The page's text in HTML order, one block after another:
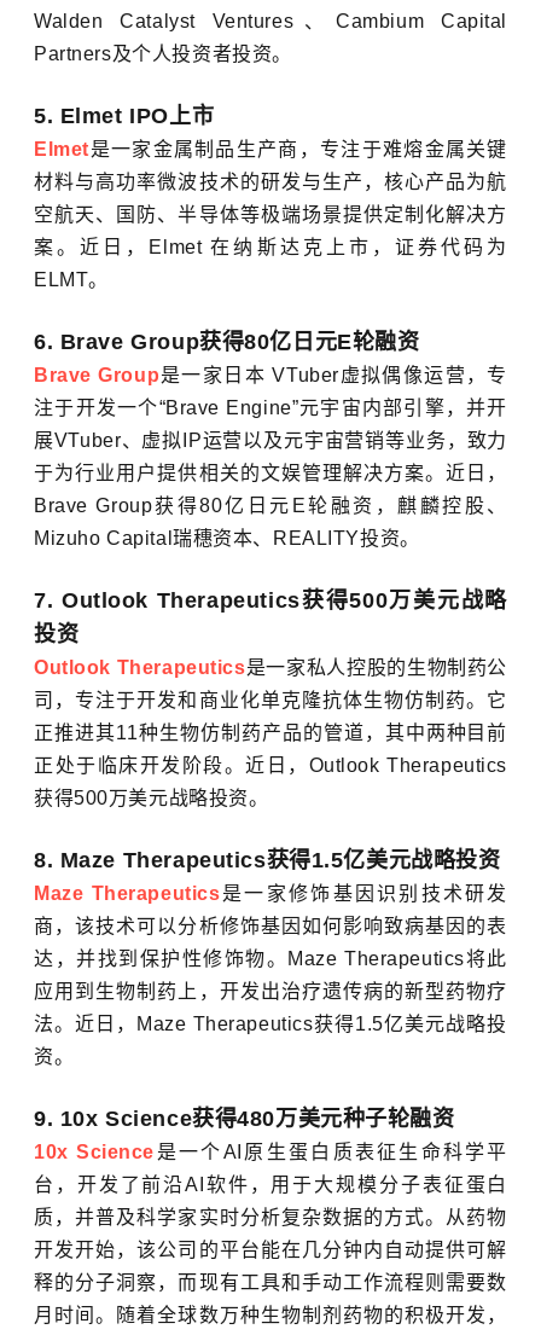
Walden Catalyst Ventures、Cambium Capital
Partners及个人投资者投资。
5. Elmet IPO上市
Elmet是一家金属制品生产商，专注于难熔金属关键
材料与高功率微波技术的研发与生产，核心产品为航
空航天、国防、半导体等极端场景提供定制化解决方
案。近日，Elmet 在纳斯达克上市，证券代码为
ELMT。
6. Brave Group获得80亿日元E轮融资
Brave Group是一家日本 VTuber虚拟偶像运营，专
注于开发一个“Brave Engine”元宇宙内部引擎，并开
展VTuber、虚拟IP运营以及元宇宙营销等业务，致力
于为行业用户提供相关的文娱管理解决方案。近日，
Brave Group获得80亿日元E轮融资，麒麟控股、
Mizuho Capital瑞穗资本、REALITY投资。
7. Outlook Therapeutics获得500万美元战略
投资
Outlook Therapeutics是一家私人控股的生物制药公
司，专注于开发和商业化单克隆抗体生物仿制药。它
正推进其11种生物仿制药产品的管道，其中两种目前
正处于临床开发阶段。近日，Outlook Therapeutics
获得500万美元战略投资。
8. Maze Therapeutics获得1.5亿美元战略投资
Maze Therapeutics是一家修饰基因识别技术研发
商，该技术可以分析修饰基因如何影响致病基因的表
达，并找到保护性修饰物。Maze Therapeutics将此
应用到生物制药上，开发出治疗遗传病的新型药物疗
法。近日，Maze Therapeutics获得1.5亿美元战略投
资。
9. 10x Science获得480万美元种子轮融资
10x Science 是一个AI原生蛋白质表征生命科学平
台，开发了前沿AI软件，用于大规模分子表征蛋白
质，并普及科学家实时分析复杂数据的方式。从药物
开发开始，该公司的平台能在几分钟内自动提供可解
释的分子洞察，而现有工具和手动工作流程则需要数
月时间。随着全球数万种生物制剂药物的积极开发，